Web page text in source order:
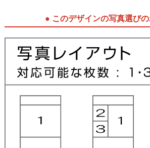
● このデザインの写真選びの